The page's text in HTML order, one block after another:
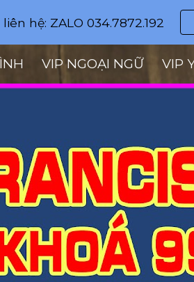
Skip to
hệ: ZALO 034.7872.192
VIP NGOẠI NGỮ VIP